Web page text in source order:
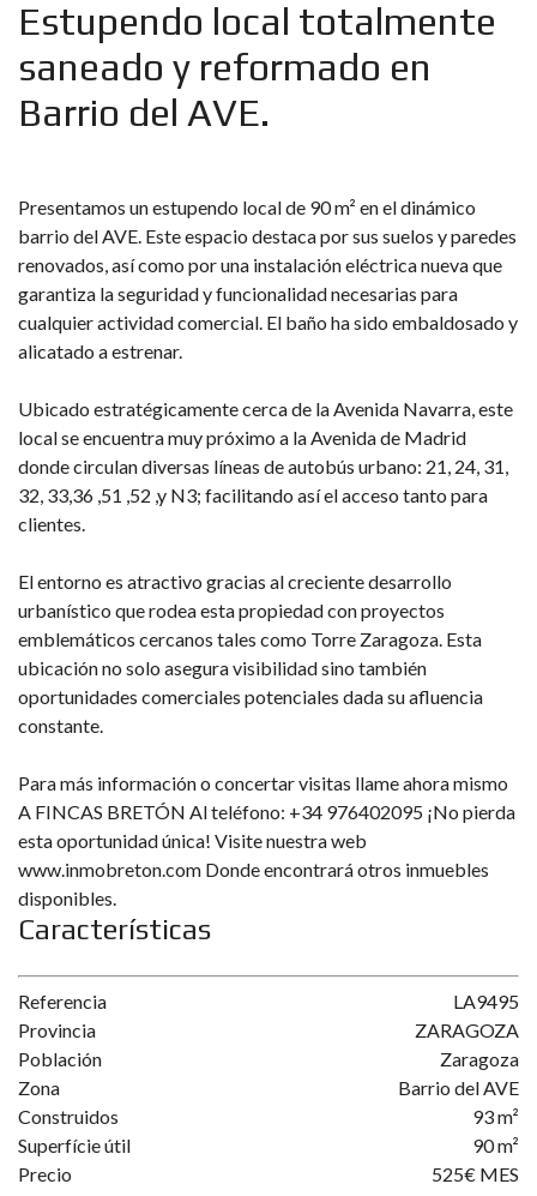
Estupendo local totalmente
saneado y reformado en
Barrio del AVE.
Presentamos un estupendo local de 90 m² en el dinámico
barrio del AVE. Este espacio destaca por sus suelos y paredes
renovados, así como por una instalación eléctrica nueva que
garantiza la seguridad y funcionalidad necesarias para
cualquier actividad comercial. El baño ha sido embaldosado y
alicatado a estrenar.
Ubicado estratégicamente cerca de la Avenida Navarra, este
local se encuentra muy próximo a la Avenida de Madrid
donde circulan diversas líneas de autobús urbano: 21, 24, 31,
32, 33,36 ,51 ,52 ,y N3; facilitando así el acceso tanto para
clientes.
El entorno es atractivo gracias al creciente desarrollo
urbanístico que rodea esta propiedad con proyectos
emblemáticos cercanos tales como Torre Zaragoza. Esta
ubicación no solo asegura visibilidad sino también
oportunidades comerciales potenciales dada su afluencia
constante.
Para más información o concertar visitas llame ahora mismo
A FINCAS BRETÓN Al teléfono: +34 976402095 ¡No pierda
esta oportunidad única! Visite nuestra web
www.inmobreton.com Donde encontrará otros inmuebles
disponibles.
Características
Referencia
LA9495
Provincia
ZARAGOZA
Población
Zaragoza
Zona
Barrio del AVE
Construidos
93 m²
Superfície útil
90 m²
Precio
525€ MES